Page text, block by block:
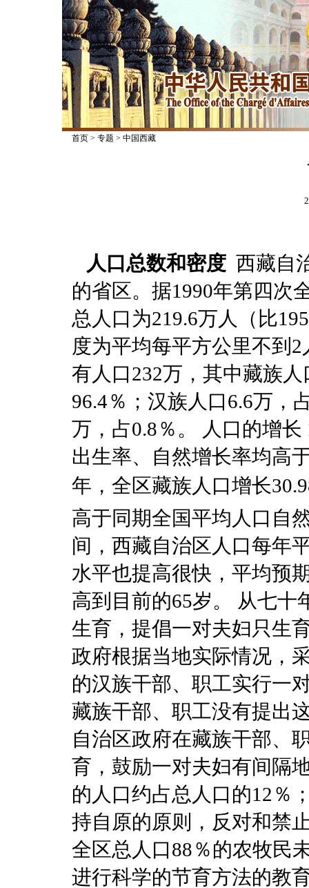
首页> 专题 > 中国西藏
人口总数和密度西藏自
的省区。据1990年第四次
总人口为219.6万人（比
度为平均每平方公里不到
有人口232万，其中藏族
96.4％；汉族人口6.6万，
万，占0.8％。 人口的增
出生率、自然增长率均高
年，全区藏族人口增长
高于同期全国平均人口自
间，西藏自治区人口每年
水平也提高很快，平均预
高到目前的65岁。 从七十
生育，提倡一对夫妇只生
政府根据当地实际情况，
的汉族干部、职工实行一
藏族干部、职工没有提出
自治区政府在藏族干部、
育，鼓励一对夫妇有间隔
的人口约占总人口的12％
持自原的原则，反对和禁
全区总人口88％的农牧民
进行科学的节育方法的教